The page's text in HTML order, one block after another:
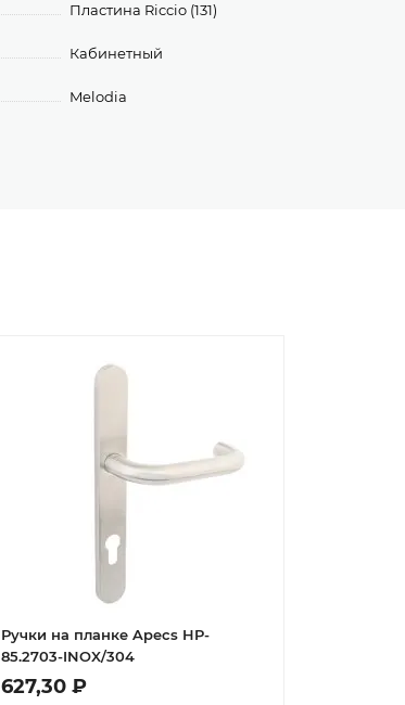
Пластина Riccio (131)
Кабинетный
Melodia
Ручки на планке Apecs HP-
85.2703-INOX/304
627,30 ₽